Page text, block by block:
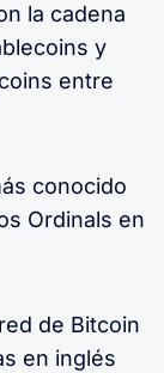
la cadena
y
entre
conocido
Ordinals en
de Bitcoin
en inglés